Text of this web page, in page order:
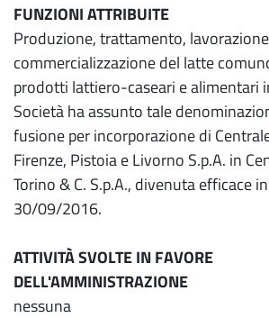
FUNZIONI ATTRIBUITE
Produzione, trattamento,
commercializzazione del latte
prodotti lattiero-caseari e alimentari
Società ha assunto tale
fusione per incorporazione di
Firenze, Pistoia e Livorno S.p.A. in
Torino & C. S.p.A., divenuta efficace
30/09/2016.
ATTIVITÀ SVOLTE IN FAVORE
DELL'AMMINISTRAZIONE
nessuna